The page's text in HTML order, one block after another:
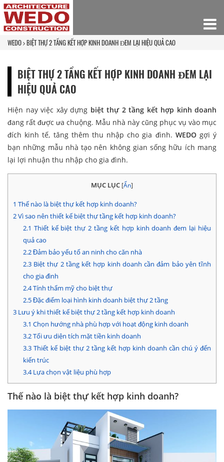
WEDO BIỆT THỰ 2 TẦNG KẾT HỢP KINH DOANH ĐEM LẠI HIỆU QUẢ CAO
BIỆT THỰ 2 TẦNG KẾT HỢP KINH DOANH ĐEM LẠI
HIỆU QUẢ CAO
Hiện nay việc xây dựng biệt thự 2 tầng kết hợp kinh doanh
đang rất được ưa chuộng. Mẫu nhà này cũng phục vụ vào mục
đích kinh tế, tăng thêm thu nhập cho gia đình. WEDO gợi ý
bạn những mẫu nhà tạo nên không gian sống hữu ích mang
lại lợi nhuận thu nhập cho gia đình.
MỤC LỤC [Ẩn]
1 Thế nào là biệt thự kết hợp kinh doanh?
2Vì sao nên thiết kế biệt thự tầng kết hợp kinh doanh?
2.1 Thiết kế biệt thự 2 tầng kết hợp kinh doanh đem lại hiệu
quả cao
2.2Đảm bảo yếu tố an ninh cho căn nhà
2.3Biệt thự 2 tầng kết hợp kinh doanh cần đảm bảo yên tĩnh
cho gia đình
2.4Tính thẩm mỹ cho biệt thự
2.5Đặc điểm loại hình kinh doanh biệt thự 2 tầng
3 Lưu ý khi thiết kế biệt thự 2 tầng kết hợp kinh doanh
3.1 Chọn hướng nhà phù hợp với hoạt động kinh doanh
3.2Tối ưu diện tích mặt tiền kinh doanh
3.3Thiết kế biệt thự 2 tầng kết hợp kinh doanh cần chú ý đến
kiến trúc
3.4Lựa chọn vật liệu phù hợp
Thế nào là biệt thự kết hợp kinh doanh?